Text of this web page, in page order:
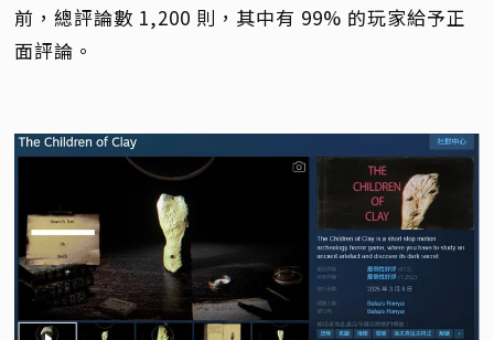
前，總評論數 1,200 則，其中有 99% 的玩家給予正
面評論。